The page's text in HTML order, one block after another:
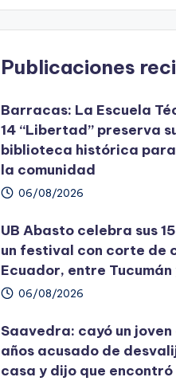
Publicaciones
Barracas: La Escuela
14 “Libertad” preserva
biblioteca histórica
la comunidad
06/08/2026
UB Abasto celebra sus
un festival con corte de
Ecuador, entre
06/08/2026
Saavedra: cayó un joven
años acusado de
casa y dijo que encontró